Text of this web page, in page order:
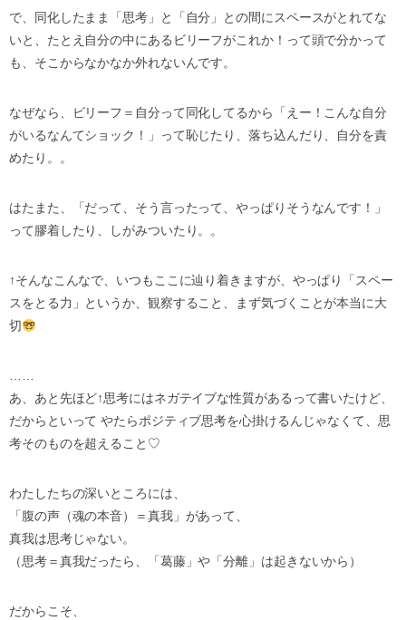
で、同化したまま「思考」と「自分」との間にスペースがとれてな
いと、たとえ自分の中にあるビリーフがこれか！って頭で分かって
も、そこからなかなか外れないんです。
なぜなら、ビリーフ＝自分って同化してるから「えー！こんな自分
がいるなんてショック！」って恥じたり、落ち込んだり、自分を責
めたり。。
はたまた、「だって、そう言ったって、やっぱりそうなんです！」
って膠着したり、しがみついたり。。
↑そんなこんなで、いつもここに辿り着きますが、やっぱり「スペー
スをとる力」というか、観察すること、まず気づくことが本当に大
切
……
あ、あと先ほど↑思考にはネガテイブな性質があるって書いたけど、
だからといって やたらポジティブ思考を心掛けるんじゃなくて、思
考そのものを超えること♡
わたしたちの深いところには、
「腹の声（魂の本音）＝真我」があって、
真我は思考じゃない。
（思考＝真我だったら、「葛藤」や「分離」は起きないから）
だからこそ、